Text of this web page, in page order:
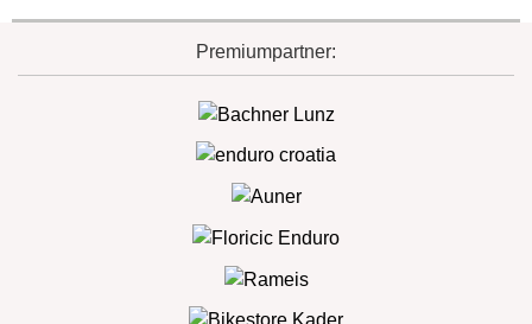
Premiumpartner: